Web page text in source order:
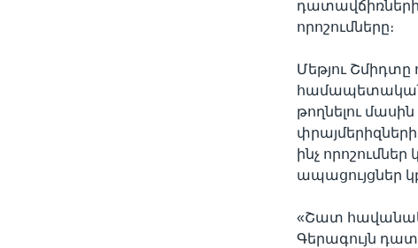
դատավճիռների
որոշումները։
Մեթյու Շմիդտը
համապետական
թողնելու
ինչ
ապացույցներ
«Շատ
Գերագույն